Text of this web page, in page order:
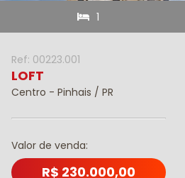
1
Ref: 00223.001
LOFT
Centro - Pinhais / PR
Valor de venda:
R$ 230.000,00